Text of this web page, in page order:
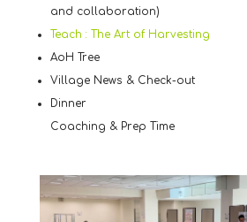
and collaboration)
Teach : The Art of Harvesting
AoH Tree
Village News & Check-out
Dinner
Coaching & Prep Time